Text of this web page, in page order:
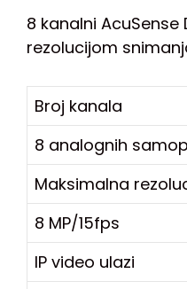
8 kanalni
rezolucijom
Broj kanala
8 analognih
Maksimalna
8 MP/15fps
IP video ulazi